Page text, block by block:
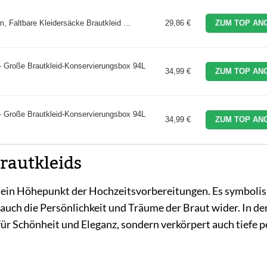
Faltbare Kleidersäcke Brautkleid ... 29,86 € ZUM TOP
Brautkleid-Konservierungsbox 94L
34,99 € ZUM TOP
Brautkleid-Konservierungsbox 94L
34,99 € ZUM TOP
Höhepunkt der Hochzeitsvorbereitungen. Es
die Persönlichkeit und Träume der Braut wider. In
Schönheit und Eleganz, sondern verkörpert auch tiefe